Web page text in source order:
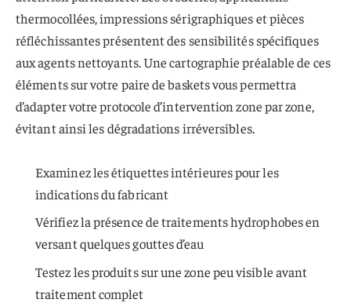
thermocollées, impressions sérigraphiques et pièces
réfléchissantes présentent des sensibilités spécifiques
aux agents nettoyants. Une cartographie préalable de ces
éléments sur votre paire de baskets vous permettra
d’adapter votre protocole d’intervention zone par zone,
évitant ainsi les dégradations irréversibles.
Examinez les étiquettes intérieures pour les
indications du fabricant
Vérifiez la présence de traitements hydrophobes en
versant quelques gouttes d’eau
Testez les produits sur une zone peu visible avant
traitement complet